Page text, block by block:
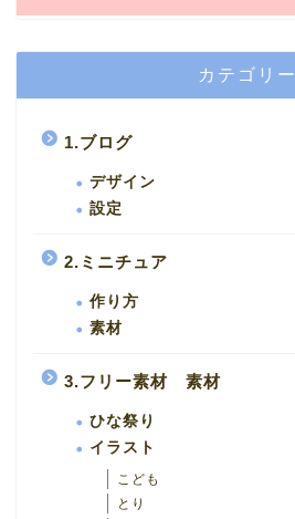
カテゴリー
1.ブログ
デザイン
設定
2.ミニチュア
作り方
素材
3.フリー素材 素材
ひな祭り
イラスト
こども
とり